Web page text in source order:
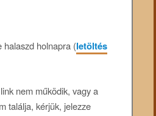
halaszd holnapra (letöltés
nem működik, vagy a
találja, kérjük, jelezze